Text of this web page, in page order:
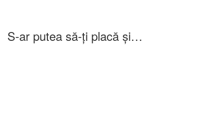
S-ar putea să-ți placă și…